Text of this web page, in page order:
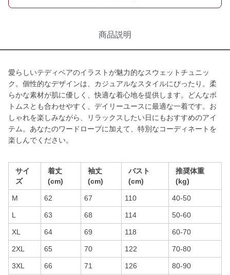
商品説明
愛らしいテディベアのイラストが魅力的なスウェットチュニッ
ク。個性的なデザインは、カジュアルなスタイルにぴったり。柔
らかな素材が肌に優しく、快適な着心地を提供します。どんなボ
トムスとも合わせやすく、デイリーユースに最適な一着です。お
しゃれを楽しみながら、リラックスしたい日にもおすすめのアイ
テム。あなたのワードローブに加えて、特別なコーディネートを
楽しんでください。
サイ
ズ
着丈
(cm)
袖丈
(cm)
バスト
(cm)
推奨体重
(kg)
M 62 67 110 40-50
L 63 68 114 50-60
XL 64 69 118 60-70
2XL 65 70 122 70-80
3XL 66 71 126 80-90